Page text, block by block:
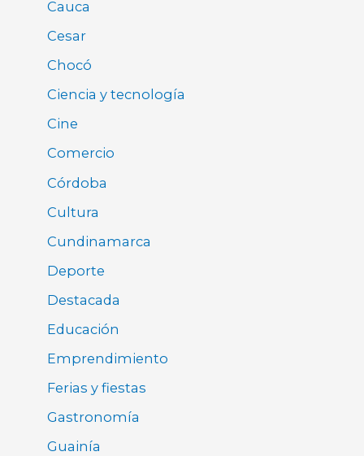
Cauca
Cesar
Chocó
Ciencia y tecnología
Cine
Comercio
Córdoba
Cultura
Cundinamarca
Deporte
Destacada
Educación
Emprendimiento
Ferias y fiestas
Gastronomía
Guainía